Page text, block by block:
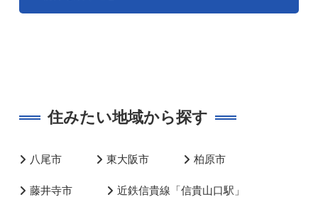
住みたい地域から探す
八尾市 東大阪市 柏原市
藤井寺市 近鉄信貴線「信貴山口駅」